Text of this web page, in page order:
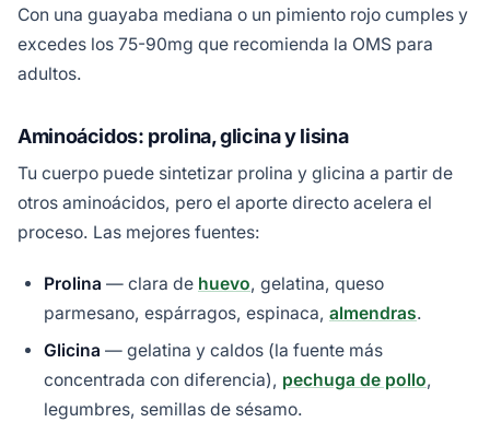
Con una guayaba mediana o un pimiento rojo cumples y
excedes los 75-90mg que recomienda la OMS para
adultos.
Aminoácidos: prolina, glicina y lisina
Tu cuerpo puede sintetizar prolina y glicina a partir de
otros aminoácidos, pero el aporte directo acelera el
proceso. Las mejores fuentes:
Prolina — clara de huevo, gelatina, queso
parmesano, espárragos, espinaca, almendras.
Glicina — gelatina y caldos (la fuente más
concentrada con diferencia), pechuga de pollo,
legumbres, semillas de sésamo.